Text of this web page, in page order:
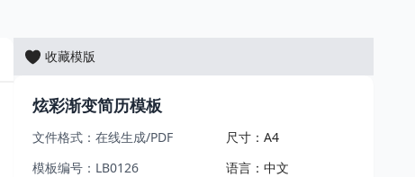
收藏模版
炫彩渐变简历模板
文件格式：在线生成/PDF
尺寸：A4
模板编号：LB0126
语言：中文